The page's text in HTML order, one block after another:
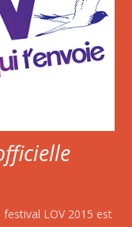
LOV 2015 est